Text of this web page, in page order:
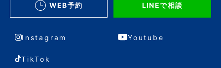
WEB予約 LINEで相談
Instagram Youtube
TikTok